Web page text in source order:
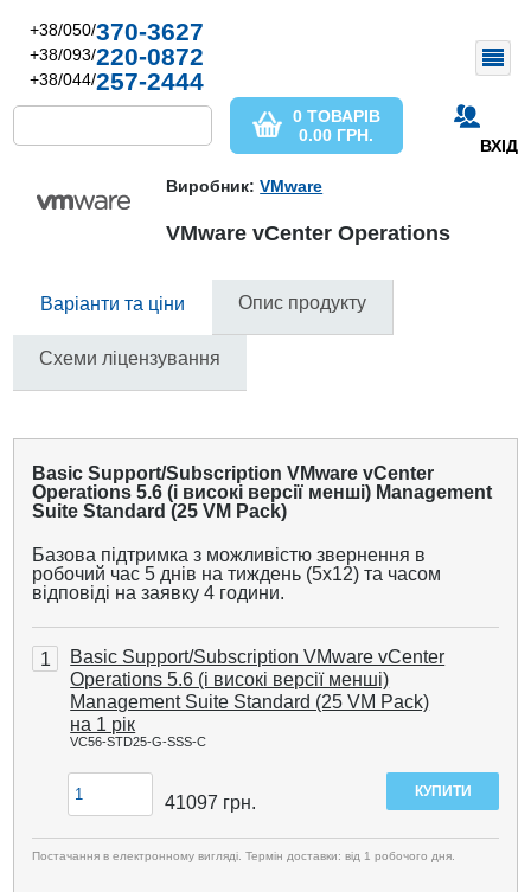
+38/050/370-3627
+38/093/220-0872
+38/044/257-2444
ВХІД
0 ТОВАРІВ
0.00 ГРН.
Виробник:VMware
VMware vCenter Operations
Варіанти та ціни Опис продукту
Схеми ліцензування
Basic Support/Subscription VMware vCenter
Operations 5.6 (і високі версії менші) Management
Suite Standard (25 VM Pack)
Базова підтримка з можливістю звернення в
робочий час 5 днів на тиждень (5x12) та часом
відповіді на заявку 4 години.
1
Basic Support/Subscription VMware vCenter
Operations 5.6 (і високі версії менші)
Management Suite Standard (25 VM Pack)
на 1 рік
VC56-STD25-G-SSS-C
41097 грн.
Постачання в електронному вигляді. Термін доставки: від 1 робочого дня.